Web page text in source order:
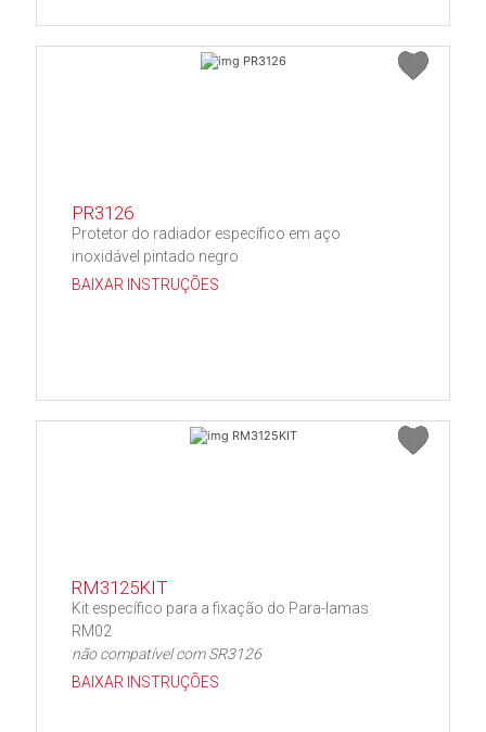
PR3126
Protetor do radiador específico em aço
inoxidável pintado negro
BAIXAR INSTRUÇÕES
RM3125KIT
Kit específico para a fixação do Para-lamas
RM02
não compatível com SR3126
BAIXAR INSTRUÇÕES